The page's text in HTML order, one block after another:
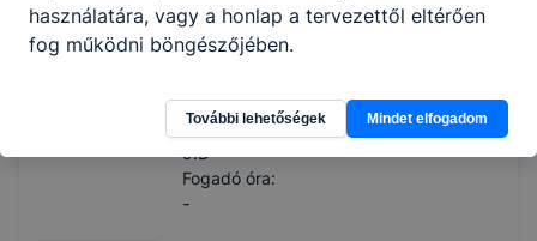
oktatás ágazatos
Osztályfőnök:
9.D
Fogadó óra:
-
használatára, vagy a honlap a tervezettől eltérően
fog működni böngészőjében.
További lehetőségek Mindet elfogadom